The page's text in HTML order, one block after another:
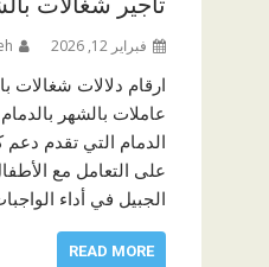
فبراير 12, 2026
ارقام دلالات شغالات
عاملات بالشهر
الدمام التي تقدم دعم
على التعامل مع
الجبيل في أداء
READ MORE